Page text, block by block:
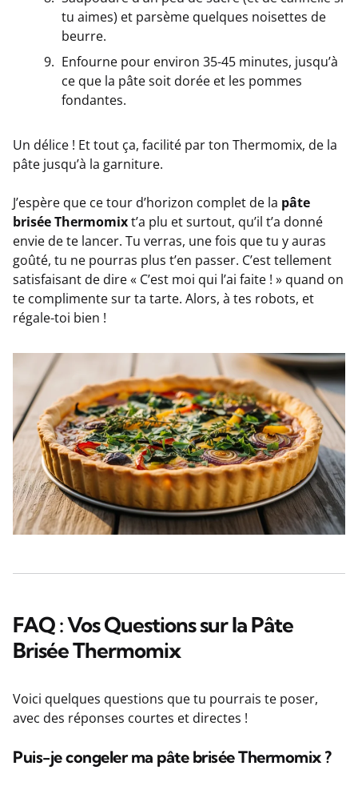
tu aimes) et parsème quelques noisettes de
beurre.
Enfourne pour environ 35-45 minutes, jusqu’à
ce que la pâte soit dorée et les pommes
fondantes.
Un délice ! Et tout ça, facilité par ton Thermomix, de la
pâte jusqu’à la garniture.
J’espère que ce tour d’horizon complet de la pâte
brisée Thermomixt’a plu et surtout, qu’il t’a donné
envie de te lancer. Tu verras, une fois que tu y auras
goûté, tu ne pourras plus t’en passer. C’est tellement
satisfaisant de dire « C’est moi qui l’ai faite ! » quand on
te complimente sur ta tarte. Alors, à tes robots, et
régale-toi bien !
FAQ : Vos Questions sur la Pâte
Brisée Thermomix
Voici quelques questions que tu pourrais te poser,
avec des réponses courtes et directes !
Puis-je congeler ma pâte brisée Thermomix ?